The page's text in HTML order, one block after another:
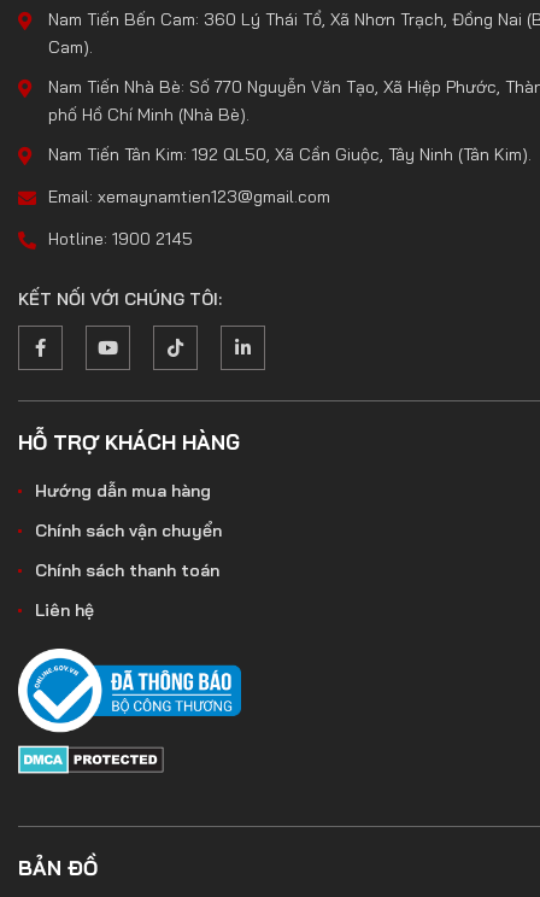
Nam Tiến Bến Cam: 360 Lý Thái Tổ, Xã Nhơn Trạch, Đồng Nai
Cam).
Nam Tiến Nhà Bè: Số 770 Nguyễn Văn Tạo, Xã Hiệp Phước,
phố Hồ Chí Minh (Nhà Bè).
Nam Tiến Tân Kim: 192 QL50, Xã Cần Giuộc, Tây Ninh (Tân Kim).
Email: xemaynamtien123@gmail.com
Hotline: 1900 2145
KẾT NỐI VỚI CHÚNG TÔI:
HỖ TRỢ KHÁCH HÀNG
Hướng dẫn mua hàng
Chính sách vận chuyển
Chính sách thanh toán
Liên hệ
BẢN ĐỒ